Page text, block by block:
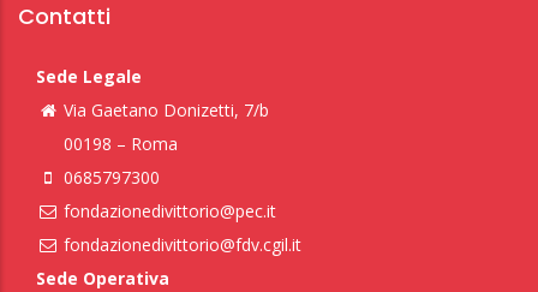
Contatti
Sede Legale
Via Gaetano Donizetti, 7/b
00198 – Roma
0685797300
fondazionedivittorio@pec.it
fondazionedivittorio@fdv.cgil.it
Sede Operativa